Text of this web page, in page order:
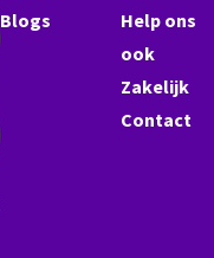
Blogs
Help ons
ook
Zakelijk
Contact